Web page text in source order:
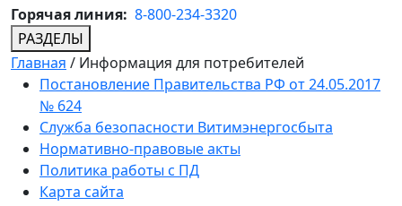
Горячая линия: 8-800-234-3320
РАЗДЕЛЫ
Главная / Информация для потребителей
Постановление Правительства РФ от 24.05.2017
№ 624
Служба безопасности Витимэнергосбыта
Нормативно-правовые акты
Политика работы с ПД
Карта сайта